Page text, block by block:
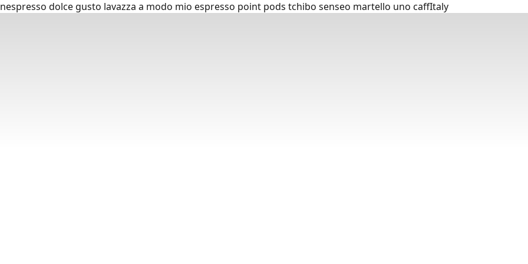
nespresso dolce gusto lavazza a modo mio espresso point pods tchibo senseo martello uno caffItaly